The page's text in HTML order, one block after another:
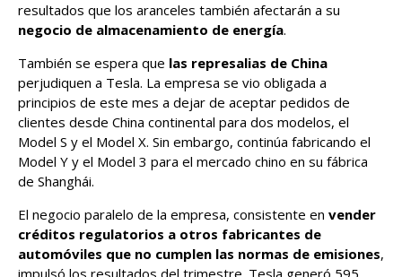
resultados que los aranceles también afectarán a su
negocio de almacenamiento de energía.
También se espera que las represalias de China
perjudiquen a Tesla. La empresa se vio obligada a
principios de este mes a dejar de aceptar pedidos de
clientes desde China continental para dos modelos, el
Model S y el Model X. Sin embargo, continúa fabricando el
Model Y y el Model 3 para el mercado chino en su fábrica
de Shanghái.
El negocio paralelo de la empresa, consistente en vender
créditos regulatorios a otros fabricantes de
automóviles que no cumplen las normas de emisiones,
impulsó los resultados del trimestre. Tesla generó 595